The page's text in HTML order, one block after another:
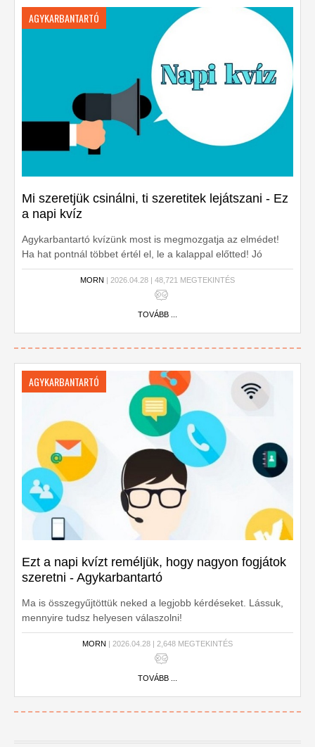
AGYKARBANTARTÓ
Mi szeretjük csinálni, ti szeretitek lejátszani - Ez
a napi kvíz
Agykarbantartó kvízünk most is megmozgatja az elmédet!
Ha hat pontnál többet értél el, le a kalappal előtted! Jó
szórakozást!
MORN | 2026.04.28 | 48,721 MEGTEKINTÉS
TOVÁBB ...
AGYKARBANTARTÓ
Ezt a napi kvízt reméljük, hogy nagyon fogjátok
szeretni - Agykarbantartó
Ma is összegyűjtöttük neked a legjobb kérdéseket. Lássuk,
mennyire tudsz helyesen válaszolni!
MORN | 2026.04.28 | 2,648 MEGTEKINTÉS
TOVÁBB ...